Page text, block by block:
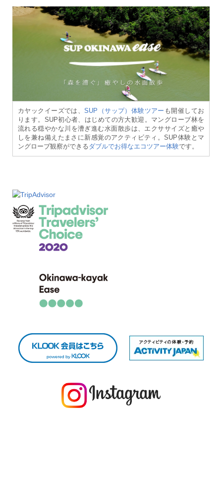
カヤックイーズでは、SUP（サップ）体験ツアー も開催してお
ります。SUP初心者、はじめての方大歓迎。マングローブ林を
流れる穏やかな川を漕ぎ進む水面散歩は、エクササイズと癒や
しを兼ね備えたまさに新感覚のアクティビティ。SUP体験とマ
ングローブ観察ができるダブルでお得なエコツアー体験です。